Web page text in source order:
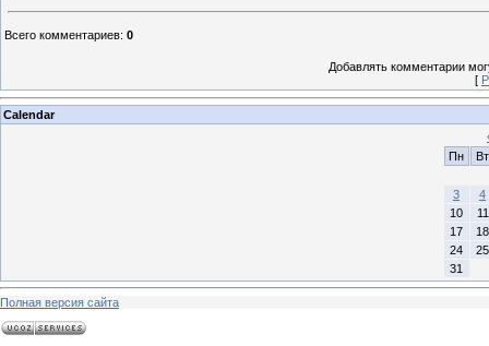
Всего комментариев: 0
Добавлять комментарии
[
Calendar
Пн
Вт
3
4
10
11
17
18
24
25
31
Полная версия сайта